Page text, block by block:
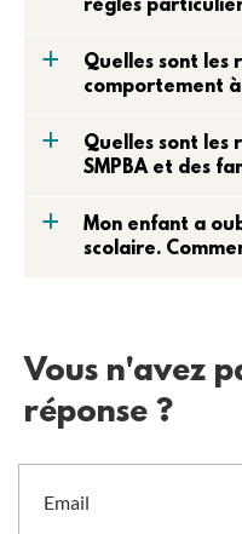
règles
a
Quelles sont les
comportement
a
Quelles sont les
SMPBA et des
a
Mon enfant a
scolaire.
Vous n'avez
réponse ?
Email